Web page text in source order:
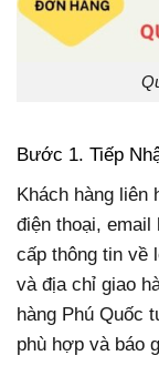
Bước 1. Tiếp
Khách hàng liên
điện thoại, email
cấp thông tin về
và địa chỉ giao
hàng Phú Quốc
phù hợp và báo